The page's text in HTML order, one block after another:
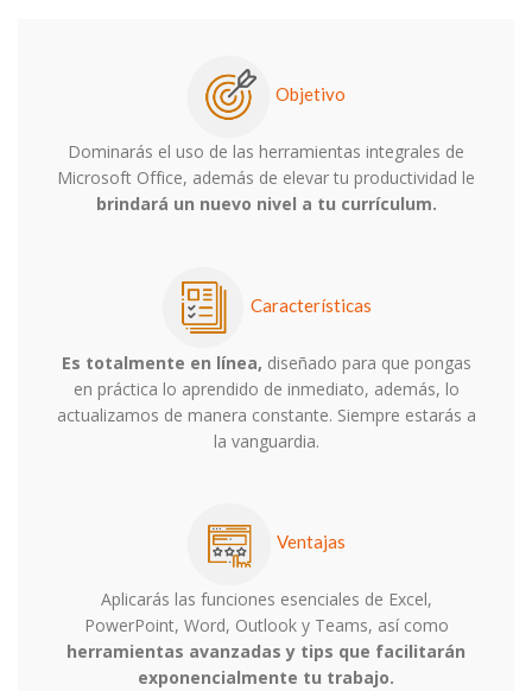
Objetivo
Dominarás el uso de las herramientas integrales de
Microsoft Office, además de elevar tu productividad le
brindará un nuevo nivel a tu currículum.
Características
Es totalmente en línea, diseñado para que pongas
en práctica lo aprendido de inmediato, además, lo
actualizamos de manera constante. Siempre estarás a
la vanguardia.
Ventajas
Aplicarás las funciones esenciales de Excel,
PowerPoint, Word, Outlook y Teams, así como
herramientas avanzadas y tips que facilitarán
exponencialmente tu trabajo.